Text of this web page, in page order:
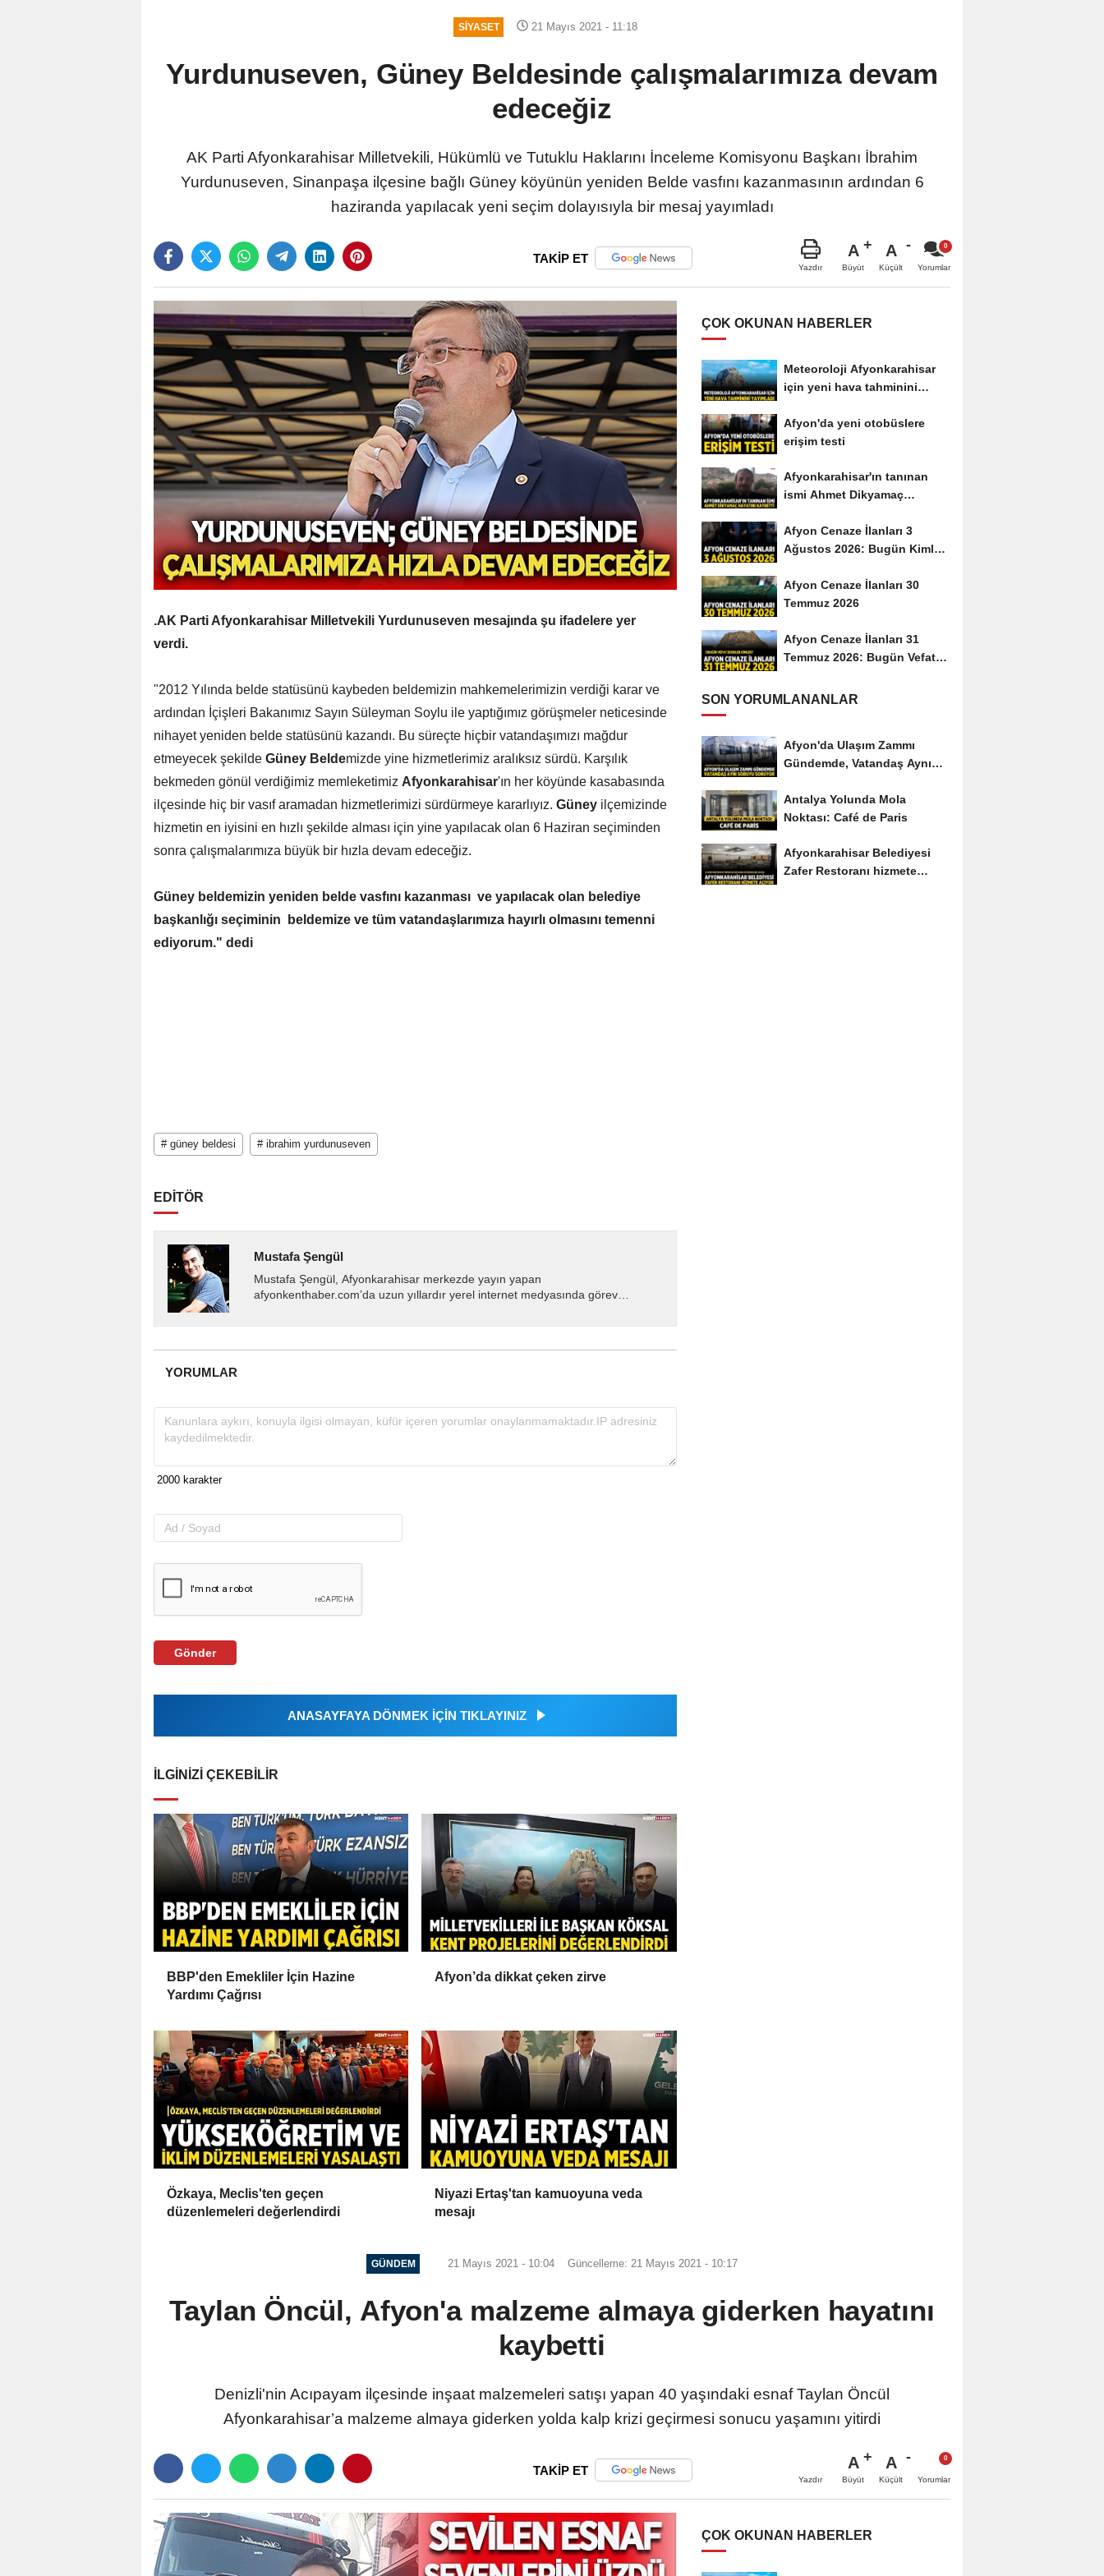
SIYASET 21 Mayıs 2021 - 11:18
Yurdunuseven, Güney Beldesinde çalışmalarımıza devam
edeceğiz
AK Parti Afyonkarahisar Milletvekili, Hükümlü ve Tutuklu Haklarını İnceleme Komisyonu Başkanı İbrahim
Yurdunuseven, Sinanpaşa ilçesine bağlı Güney köyünün yeniden Belde vasfını kazanmasının ardından 6
haziranda yapılacak yeni seçim dolayısıyla bir mesaj yayımladı
TAKİP ET
Yazdır
A
Büyüt
A
Küçült Yorumlar
.AK Parti Afyonkarahisar Milletvekili Yurdunuseven mesajında şu ifadelere yer
verdi.
"2012 Yılında belde statüsünü kaybeden beldemizin mahkemelerimizin verdiği karar ve
ardından İçişleri Bakanımız Sayın Süleyman Soylu ile yaptığımız görüşmeler neticesinde
nihayet yeniden belde statüsünü kazandı. Bu süreçte hiçbir vatandaşımızı mağdur
etmeyecek şekilde Güney Beldemizde yine hizmetlerimiz aralıksız sürdü. Karşılık
bekmeden gönül verdiğimiz memleketimiz Afyonkarahisar'ın her köyünde kasabasında
ilçesinde hiç bir vasıf aramadan hizmetlerimizi sürdürmeye kararlıyız. Güney ilçemizinde
hizmetin en iyisini en hızlı şekilde alması için yine yapılacak olan 6 Haziran seçiminden
sonra çalışmalarımıza büyük bir hızla devam edeceğiz.
Güney beldemizin yeniden belde vasfını kazanması ve yapılacak olan belediye
başkanlığı seçiminin beldemize ve tüm vatandaşlarımıza hayırlı olmasını temenni
ediyorum." dedi
# güney beldesi # ibrahim yurdunuseven
EDİTÖR
Mustafa Şengül
Mustafa Şengül, Afyonkarahisar merkezde yayın yapan
afyonkenthaber.com’da uzun yıllardır yerel internet medyasında görev
YORUMLAR
Gönder
ANASAYFAYA DÖNMEK İÇİN TIKLAYINIZ
İLGINIZI ÇEKEBILIR
BBP'den Emekliler İçin Hazine
Yardımı Çağrısı
Afyon’da dikkat çeken zirve
Özkaya, Meclis'ten geçen
düzenlemeleri değerlendirdi
Niyazi Ertaş'tan kamuoyuna veda
mesajı
ÇOK OKUNAN HABERLER
Meteoroloji Afyonkarahisar
için yeni hava tahminini
Afyon'da yeni otobüslere
erişim testi
Afyonkarahisar'ın tanınan
ismi Ahmet Dikyamaç
Afyon Cenaze İlanları 3
Ağustos 2026: Bugün Kimler
Afyon Cenaze İlanları 30
Temmuz 2026
Afyon Cenaze İlanları 31
Temmuz 2026: Bugün Vefat
SON YORUMLANANLAR
Afyon'da Ulaşım Zammı
Gündemde, Vatandaş Aynı
Antalya Yolunda Mola
Noktası: Café de Paris
Afyonkarahisar Belediyesi
Zafer Restoranı hizmete
GÜNDEM 21 Mayıs 2021 - 10:04 Güncelleme: 21 Mayıs 2021 - 10:17
Taylan Öncül, Afyon'a malzeme almaya giderken hayatını
kaybetti
Denizli'nin Acıpayam ilçesinde inşaat malzemeleri satışı yapan 40 yaşındaki esnaf Taylan Öncül
Afyonkarahisar’a malzeme almaya giderken yolda kalp krizi geçirmesi sonucu yaşamını yitirdi
TAKİP ET
Yazdır
A
Büyüt
A
Küçült Yorumlar
ÇOK OKUNAN HABERLER